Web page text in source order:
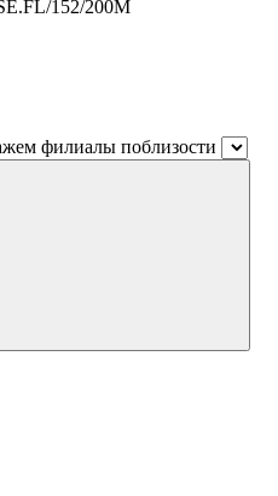
152/200M
филиалы поблизости